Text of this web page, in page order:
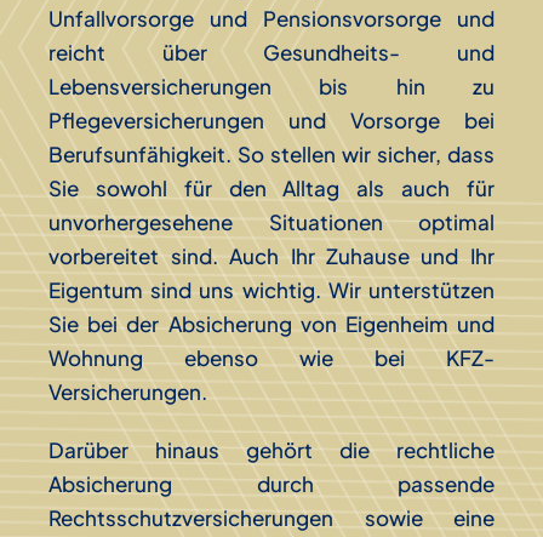
Unfallvorsorge und Pensionsvorsorge und
reicht über Gesundheits- und
Lebensversicherungen bis hin zu
Pflegeversicherungen und Vorsorge bei
Berufsunfähigkeit. So stellen wir sicher, dass
Sie sowohl für den Alltag als auch für
unvorhergesehene Situationen optimal
vorbereitet sind. Auch Ihr Zuhause und Ihr
Eigentum sind uns wichtig. Wir unterstützen
Sie bei der Absicherung von Eigenheim und
Wohnung ebenso wie bei KFZ-
Versicherungen.
Darüber hinaus gehört die rechtliche
Absicherung durch passende
Rechtsschutzversicherungen sowie eine